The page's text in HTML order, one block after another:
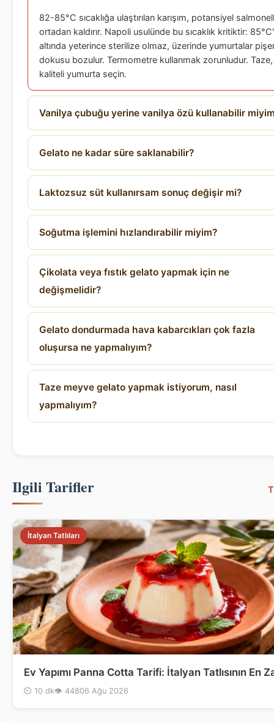
82-85°C sıcaklığa ulaştırılan karışım, potansiyel
ortadan kaldırır. Napoli usulünde bu sıcaklık kritiktir:
altında yeterince sterilize olmaz, üzerinde yumurtalar
dokusu bozulur. Termometre kullanmak zorunludur.
kaliteli yumurta seçin.
Vanilya çubuğu yerine vanilya özü kullanabilir
Gelato ne kadar süre saklanabilir?
Laktozsuz süt kullanırsam sonuç değişir mi?
Soğutma işlemini hızlandırabilir miyim?
Çikolata veya fıstık gelato yapmak için ne
değişmelidir?
Gelato dondurmada hava kabarcıkları çok fazla
oluşursa ne yapmalıyım?
Taze meyve gelato yapmak istiyorum, nasıl
yapmalıyım?
Ilgili Tarifler
İtalyan Tatlıları
Ev Yapımı Panna Cotta Tarifi: İtalyan Tatlısının En
⏲ 10 dk👁 44806 Ağu 2026